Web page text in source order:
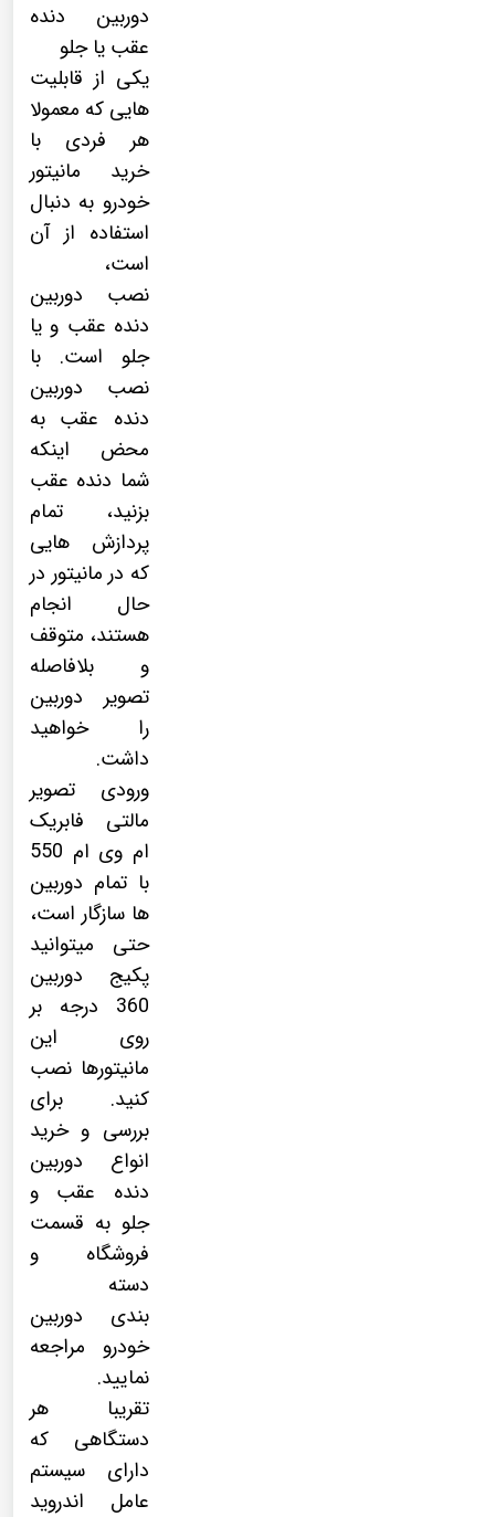
دوربین دنده
عقب یا جلو
یکی از قابلیت
هایی که معمولا
هر فردی با
خرید مانیتور
خودرو به دنبال
استفاده از آن
است،
نصب دوربین
دنده عقب و یا
جلو است. با
نصب دوربین
دنده عقب به
محض اینکه
شما دنده عقب
بزنید، تمام
پردازش هایی
که در مانیتور در
حال انجام
هستند، متوقف
و بلافاصله
تصویر دوربین
را خواهید
داشت.
ورودی تصویر
مالتی فابریک
ام وی ام 550
با تمام دوربین
ها سازگار است،
حتی میتوانید
پکیج دوربین
360 درجه
بر
روی این
مانیتورها نصب
کنید. برای
بررسی و خرید
انواع دوربین
دنده عقب و
جلو به قسمت
فروشگاه و
دسته
بندی دوربین
خودرو مراجعه
نمایید.
تقریبا هر
دستگاهی که
دارای سیستم
عامل اندروید